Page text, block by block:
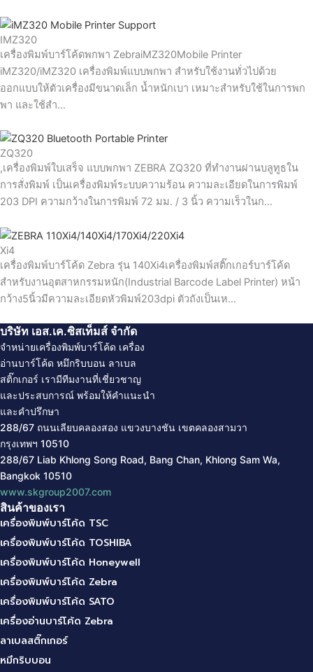
IMZ320
เครื่องพิมพ์บาร์โค้ดพกพา ZebraiMZ320Mobile Printer
iMZ320/iMZ320 เครื่องพิมพ์แบบพกพา สำหรับใช้งานทั่วไปด้วย
ออกแบบให้ตัวเครื่องมีขนาดเล็ก น้ำหนักเบา เหมาะสำหรับใช้ในการพก
พา และใช้สำ…
ZQ320
,เครื่องพิมพ์ใบเสร็จ แบบพกพา ZEBRA ZQ320 ที่ทำงานผ่านบลูทูธใน
การสั่งพิมพ์ เป็นเครื่องพิมพ์ระบบความร้อน ความละเอียดในการพิมพ์
203 DPI ความกว้างในการพิมพ์ 72 มม. / 3 นิ้ว ความเร็วในก…
Xi4
เครื่องพิมพ์บาร์โค้ด Zebra รุ่น 140Xi4เครื่องพิมพ์สติ๊กเกอร์บาร์โค้ด
สำหรับงานอุตสาหกรรมหนัก(Industrial Barcode Label Printer) หน้า
กว้าง5นิ้วมีความละเอียดหัวพิมพ์203dpi ตัวถังเป็นเห…
บริษัท เอส.เค.ซิสเท็มส์ จํากัด
จำหน่ายเครื่องพิมพ์บาร์โค้ด เครื่อง
อ่านบาร์โค้ด หมึกริบบอน ลาเบล
สติ๊กเกอร์ เรามีทีมงานที่เชี่ยวชาญ
และประสบการณ์ พร้อมให้คำแนะนำ
และคำปรึกษา
288/67 ถนนเลียบคลองสอง แขวงบางชัน เขตคลองสามวา
กรุงเทพฯ 10510
288/67 Liab Khlong Song Road, Bang Chan, Khlong Sam Wa,
Bangkok 10510
www.skgroup2007.com
สินค้าของเรา
เครื่องพิมพ์บาร์โค้ด TSC
เครื่องพิมพ์บาร์โค้ด TOSHIBA
เครื่องพิมพ์บาร์โค้ด Honeywell
เครื่องพิมพ์บาร์โค้ด Zebra
เครื่องพิมพ์บาร์โค้ด SATO
เครื่องอ่านบาร์โค้ด Zebra
ลาเบลสติ๊กเกอร์
หมึกริบบอน